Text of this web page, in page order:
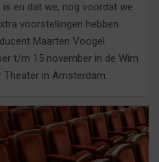
en dat we, nog voordat we
voorstellingen hebben
Maarten Voogel.
t/m 15 november in de Wim
Theater in Amsterdam.